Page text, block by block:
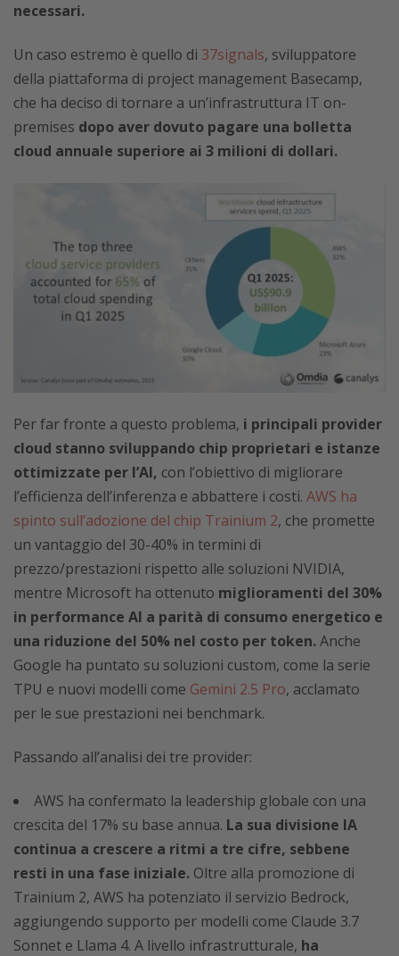
necessari.
Un caso estremo è quello di 37signals, sviluppatore
della piattaforma di project management Basecamp,
che ha deciso di tornare a un’infrastruttura IT on-
premises dopo aver dovuto pagare una bolletta
cloud annuale superiore ai 3 milioni di dollari.
Per far fronte a questo problema, i principali provider
cloud stanno sviluppando chip proprietari e istanze
ottimizzate per l’AI, con l’obiettivo di migliorare
l’efficienza dell’inferenza e abbattere i costi. AWS ha
spinto sull’adozione del chip Trainium 2, che promette
un vantaggio del 30-40% in termini di
prezzo/prestazioni rispetto alle soluzioni NVIDIA,
mentre Microsoft ha ottenuto miglioramenti del 30%
in performance AI a parità di consumo energetico e
una riduzione del 50% nel costo per token.Anche
Google ha puntato su soluzioni custom, come la serie
TPU e nuovi modelli come Gemini 2.5 Pro, acclamato
per le sue prestazioni nei benchmark.
Passando all’analisi dei tre provider:
AWS ha confermato la leadership globale con una
crescita del 17% su base annua. La sua divisione IA
continua a crescere a ritmi a tre cifre, sebbene
resti in una fase iniziale. Oltre alla promozione di
Trainium 2, AWS ha potenziato il servizio Bedrock,
aggiungendo supporto per modelli come Claude 3.7
Sonnet e Llama 4. A livello infrastrutturale, ha